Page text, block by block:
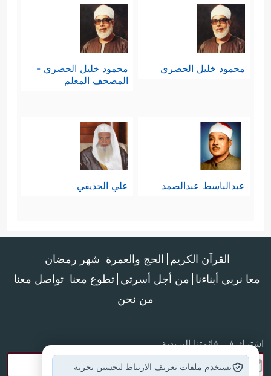
محمود خليل الحصري
محمود خليل الحصري -
المصحف المعلم
عبدالباسط عبدالصمد علي الحذيفي
القرآن الكريم الحج والعمرة شهر رمضان
معا نربي أبناءنا من أجل أسرتي تطوع معنا تواصل معنا
من نحن
اشترك في قائمتنا البريدية
نستخدم ملفات تعريف الارتباط لتحسين تجربة